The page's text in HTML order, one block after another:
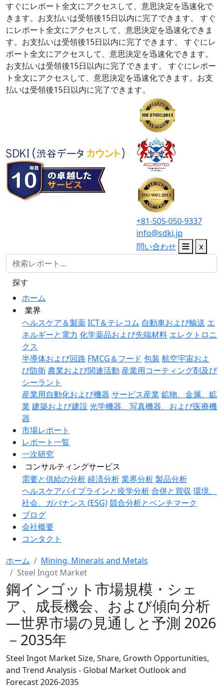
すぐにレポート全文にアクセスして、意思決定を迅速化で
きます。お支払いは受領後15日以内に完了できます。
すぐ
にレポート全文にアクセスして、意思決定を迅速化できま
す。お支払いは受領後15日以内に完了できます。
すぐにレ
ポート全文にアクセスして、意思決定を迅速化できます。
お支払いは受領後15日以内に完了できます。
すぐにレポー
ト全文にアクセスして、意思決定を迅速化できます。お支
払いは受領後15日以内に完了できます。
+81-505-050-9337
info@sdki.jp
問い合わせ
x
ホーム
業界
ヘルスケア＆製薬ICT＆テレコム 自動車および輸送 エ
ネルギーと電力 化学薬品および先端材料 エレクトロニ
クス
半導体および回路 FMCG＆フード 包装 航空宇宙およ
び防衛 農業および関連活動 産業用コーティング剤及び
シーラント
産業用自動化および機器 サービス産業 鉱物、金属、鉱
業 建築および建設 光学機器、写真機器、および医療機
器
市場レポート
レポート一覧
一次研究
コンサルティングサービス
需要と供給の分析経済分析業界分析製品分析
ヘルスケアパイプラインと疫学分析合併と買収 環境、
社会、ガバナンス (ESG)競合分析とベンチマーク
ブログ
会社概要
コンタクト
探す
ホーム
Mining, Minerals and Metals
Steel Ingot Market
鋼インゴット市場規模・シェ
ア、成長機会、および傾向分析
―世界市場の見通しと予測 2026
－2035年
Steel Ingot Market Size, Share, Growth Opportunities,
and Trend Analysis - Global Market Outlook and
Forecast 2026-2035